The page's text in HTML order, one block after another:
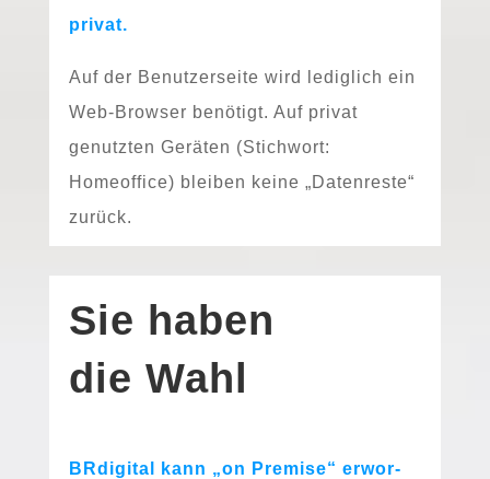
privat.
Auf der Benutzerseite wird ledig­lich ein
Web-Browser benö­tigt. Auf pri­vat
genutz­ten Geräten (Stichwort:
Homeoffice) blei­ben kei­ne „Datenreste“
zurück.
Sie haben
die Wahl
BRdigital kann „on Premise“ erwor­